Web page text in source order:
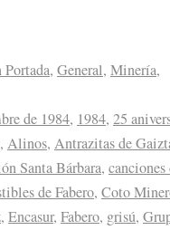
Portada, General, Minería,
de 1984, 1984, 25
, Alinos, Antrazitas de
Santa Bárbara, canciones
de Fabero, Coto
, Encasur, Fabero, grisú,